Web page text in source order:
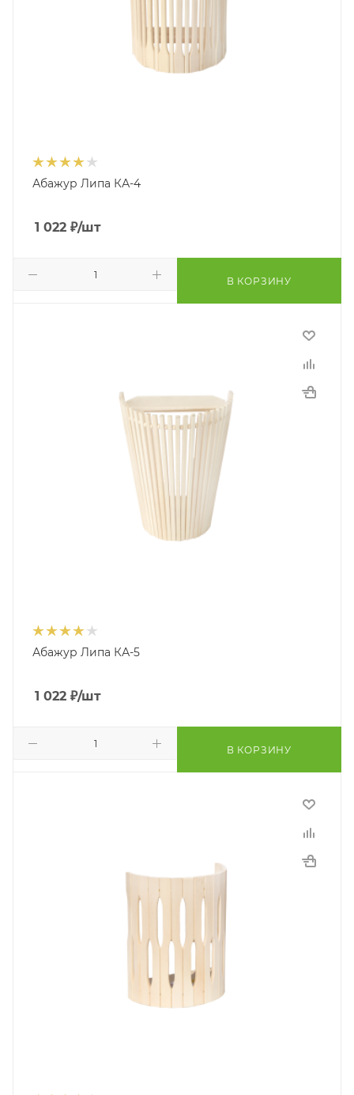
Абажур Липа КА-4
1 022 ₽/шт
В КОРЗИНУ
Абажур Липа КА-5
1 022 ₽/шт
В КОРЗИНУ